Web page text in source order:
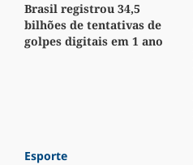
Brasil registrou 34,5
bilhões de tentativas de
golpes digitais em 1 ano
Esporte